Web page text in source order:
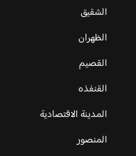
الشقيق
الظهران
القصيم
القنفذه
المدينة الاقتصادية
المنصور